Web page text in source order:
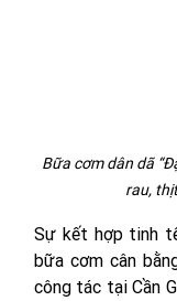
Bữa cơm dân dã
rau,
Sự kết hợp tinh
bữa cơm cân
công tác tại Cần